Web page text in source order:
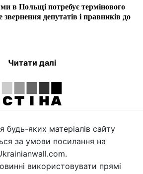
в Польщі потребує термінового
депутатів і правників до
Читати далі
будь-яких матеріалів сайту
за умови посилання на
використовувати прямі